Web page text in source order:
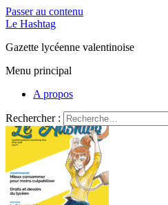
Passer au contenu
Le Hashtag
Gazette lycéenne valentinoise
Menu principal
A propos
Rechercher :